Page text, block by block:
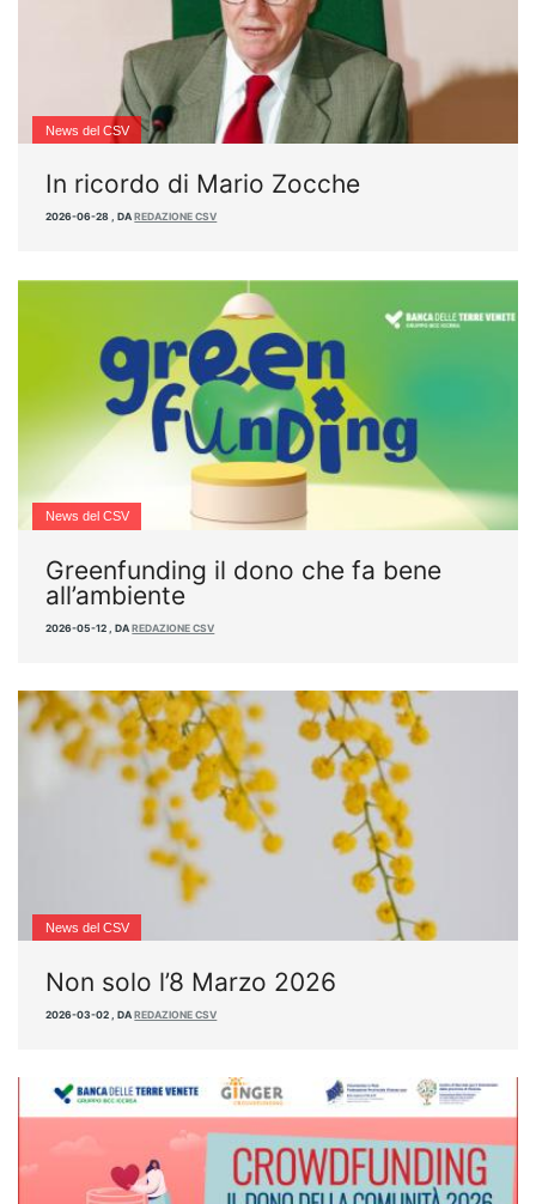
News del CSV
In ricordo di Mario Zocche
2026-06-28 ,DAREDAZIONE CSV
News del CSV
Greenfunding il dono che fa bene
all’ambiente
2026-05-12 ,DAREDAZIONE CSV
News del CSV
Non solo l’8 Marzo 2026
2026-03-02 ,DAREDAZIONE CSV